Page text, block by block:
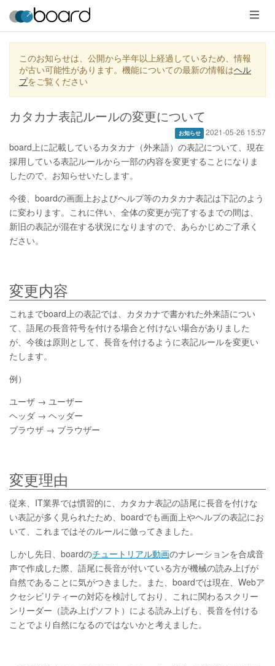
メ
ニ
ュ
ー
このお知らせは、公開から半年以上経過しているため、情報
が古い可能性があります。機能についての最新の情報はヘル
プをご覧ください
カタカナ表記ルールの変更について
お知らせ 2021-05-26 15:57
board上に記載しているカタカナ（外来語）の表記について、現在
採用している表記ルールから一部の内容を変更することになりま
したので、お知らせいたします。
今後、boardの画面上およびヘルプ等のカタカナ表記は下記のよう
に変わります。これに伴い、全体の変更が完了するまでの間は、
新旧の表記が混在する状況になりますので、あらかじめご了承く
ださい。
変更内容
これまでboard上の表記では、カタカナで書かれた外来語につい
て、語尾の長音符号を付ける場合と付けない場合がありました
が、今後は原則として、長音を付けるように表記ルールを変更い
たします。
例）
ユーザ → ユーザー
ヘッダ → ヘッダー
ブラウザ → ブラウザー
変更理由
従来、IT業界では慣習的に、カタカナ表記の語尾に長音を付けな
い表記が多く見られたため、boardでも画面上やヘルプの表記にお
いて、これまではそのルールに倣ってきました。
しかし先日、boardのチュートリアル動画のナレーションを合成音
声で作成した際、語尾に長音が付いている方が機械の読み上げが
自然であることに気がつきました。また、boardでは現在、Webア
クセシビリティーの対応を検討しており、これに関わるスクリー
ンリーダー（読み上げソフト）による読み上げも、長音を付ける
ことでより自然になるのではないかと考えました。